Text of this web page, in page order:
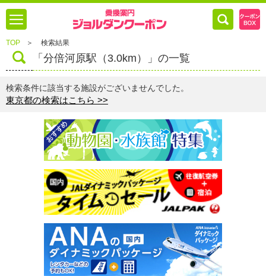
TOP ＞ 検索結果
「分倍河原駅（3.0km）」の一覧
検索条件に該当する施設がございませんでした。
東京都の検索はこちら >>